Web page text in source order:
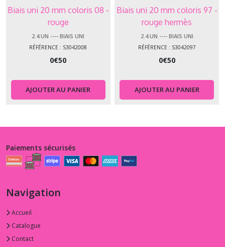
Biais uni 20 mm coloris 08 -
rouge
2.4.UN ---- BIAIS UNI
RÉFÉRENCE : S3042008
0€50
AJOUTER AU PANIER
Biais uni 20 mm coloris 97 -
rouge hermès
2.4.UN ---- BIAIS UNI
RÉFÉRENCE : S3042097
0€50
AJOUTER AU PANIER
Paiements sécurisés
Navigation
Accueil
Catalogue
Contact